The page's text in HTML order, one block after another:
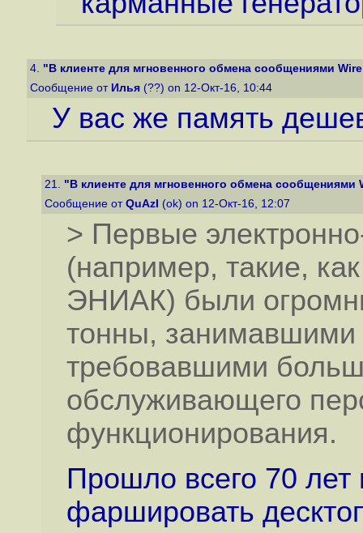
4. "В клиенте для мгновенного обмена сообщениями
Сообщение от Илья (??) on 12-Окт-16, 10:44
У вас же память
21. "В клиенте для мгновенного обмена сообщениями
Сообщение от QuAzI (ok) on 12-Окт-16, 12:07
> Первые
(например, такие,
ЭНИАК) были
тонны,
требовавшими
обслуживающего
функционирования.
Прошло всего 70 лет
фаршировать